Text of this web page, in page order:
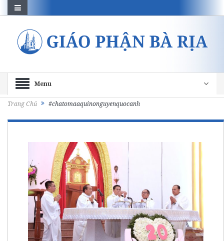
Menu
Trang Chủ #chatomaaquinonguyenquocanh